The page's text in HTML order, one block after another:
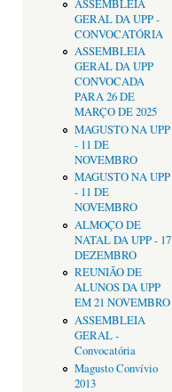
ASSEMBLEIA
GERAL DA UPP -
CONVOCATÓRIA
ASSEMBLEIA
GERAL DA UPP
CONVOCADA
PARA 26 DE
MARÇO DE 2025
MAGUSTO NA UPP
- 11 DE
NOVEMBRO
MAGUSTO NA UPP
- 11 DE
NOVEMBRO
ALMOÇO DE
NATAL DA UPP - 17
DEZEMBRO
REUNIÃO DE
ALUNOS DA UPP
EM 21 NOVEMBRO
ASSEMBLEIA
GERAL -
Convocatória
Magusto Convívio
2013